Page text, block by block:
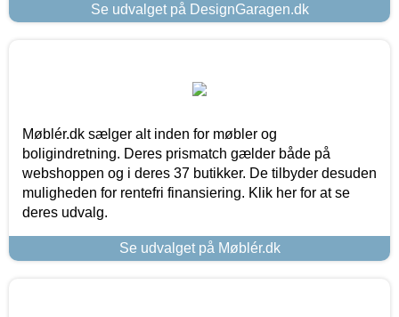
Se udvalget på DesignGaragen.dk
Møblér.dk sælger alt inden for møbler og
boligindretning. Deres prismatch gælder både på
webshoppen og i deres 37 butikker. De tilbyder desuden
muligheden for rentefri finansiering. Klik her for at se
deres udvalg.
Se udvalget på Møblér.dk